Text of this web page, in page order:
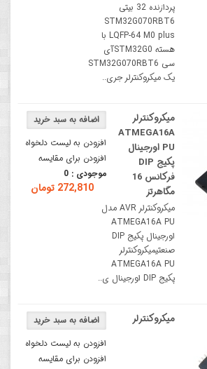
پردازنده 32 بیتی
STM32G070RBT6
LQFP-64 M0 plus با
هسته STM32G0آی
سی STM32G070RBT6
یک میکروکنترلر جری..
افزودن به لیست دلخواه
افزودن برای مقایسه
موجودی : 0
272,810 تومان
میکروکنترلر
ATMEGA16A
PU اورجینال
پکیج DIP
فرکانس 16
مگاهرتز
میکروکنترلر AVR مدل
ATMEGA16A PU
اورجینال پکیج DIP
صنعتیمیکروکنترلر
ATMEGA16A PU
پکیج DIP اورجینال ی..
افزودن به لیست دلخواه
افزودن برای مقایسه
میکروکنترلر